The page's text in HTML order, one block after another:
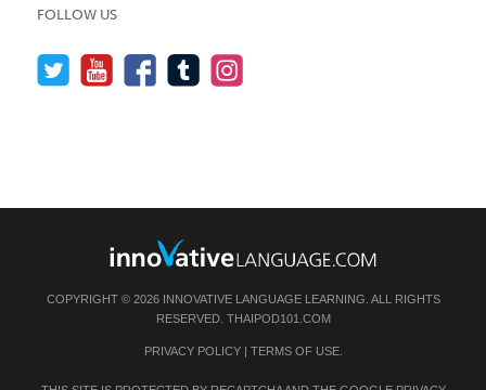
FOLLOW US
COPYRIGHT © 2026 INNOVATIVE LANGUAGE LEARNING. ALL RIGHTS
RESERVED. THAIPOD101.COM
PRIVACY POLICY| TERMS OF USE.